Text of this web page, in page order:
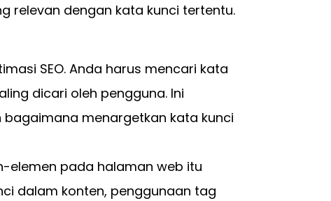
relevan dengan kata kunci tertentu.
SEO. Anda harus mencari kata
dicari oleh pengguna. Ini
menargetkan kata kunci
elemen pada halaman web itu
dalam konten, penggunaan tag